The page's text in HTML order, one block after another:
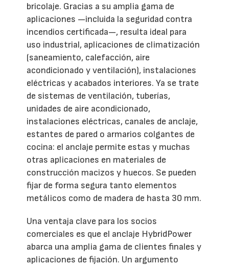
bricolaje. Gracias a su amplia gama de
aplicaciones —incluida la seguridad contra
incendios certificada—, resulta ideal para
uso industrial, aplicaciones de climatización
(saneamiento, calefacción, aire
acondicionado y ventilación), instalaciones
eléctricas y acabados interiores. Ya se trate
de sistemas de ventilación, tuberías,
unidades de aire acondicionado,
instalaciones eléctricas, canales de anclaje,
estantes de pared o armarios colgantes de
cocina: el anclaje permite estas y muchas
otras aplicaciones en materiales de
construcción macizos y huecos. Se pueden
fijar de forma segura tanto elementos
metálicos como de madera de hasta 30 mm.
Una ventaja clave para los socios
comerciales es que el anclaje HybridPower
abarca una amplia gama de clientes finales y
aplicaciones de fijación. Un argumento